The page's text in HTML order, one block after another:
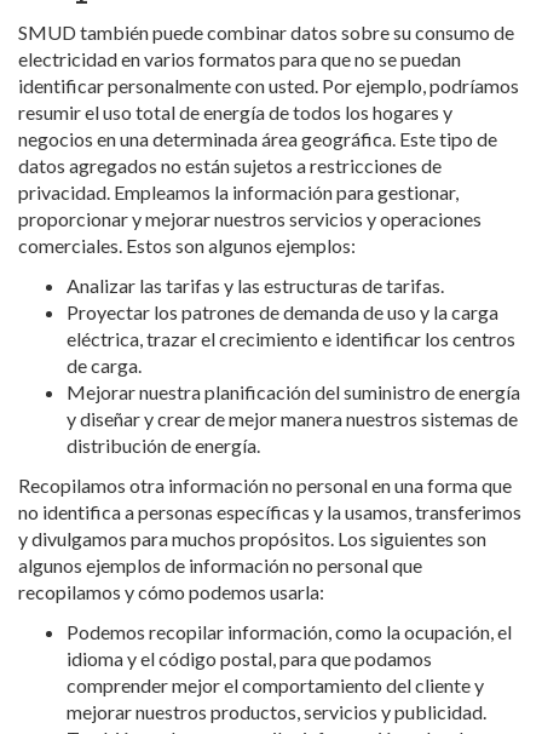
SMUD también puede combinar datos sobre su consumo de
electricidad en varios formatos para que no se puedan
identificar personalmente con usted. Por ejemplo, podríamos
resumir el uso total de energía de todos los hogares y
negocios en una determinada área geográfica. Este tipo de
datos agregados no están sujetos a restricciones de
privacidad. Empleamos la información para gestionar,
proporcionar y mejorar nuestros servicios y operaciones
comerciales. Estos son algunos ejemplos:
Analizar las tarifas y las estructuras de tarifas.
Proyectar los patrones de demanda de uso y la carga
eléctrica, trazar el crecimiento e identificar los centros
de carga.
Mejorar nuestra planificación del suministro de energía
y diseñar y crear de mejor manera nuestros sistemas de
distribución de energía.
Recopilamos otra información no personal en una forma que
no identifica a personas específicas y la usamos, transferimos
y divulgamos para muchos propósitos. Los siguientes son
algunos ejemplos de información no personal que
recopilamos y cómo podemos usarla:
Podemos recopilar información, como la ocupación, el
idioma y el código postal, para que podamos
comprender mejor el comportamiento del cliente y
mejorar nuestros productos, servicios y publicidad.